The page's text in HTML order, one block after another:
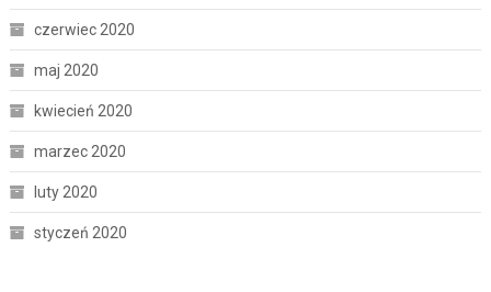
czerwiec 2020
maj 2020
kwiecień 2020
marzec 2020
luty 2020
styczeń 2020